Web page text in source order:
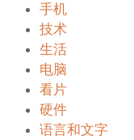
手机
技术
生活
电脑
看片
硬件
语言和文字